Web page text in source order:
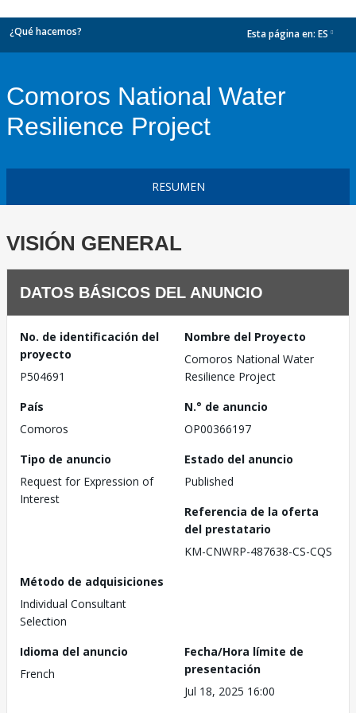
¿Qué hacemos? Esta página en: ES
Comoros National Water
Resilience Project
RESUMEN
VISIÓN GENERAL
DATOS BÁSICOS DEL ANUNCIO
No. de identificación del
proyecto
P504691
Nombre del Proyecto
Comoros National Water
Resilience Project
País
Comoros
N.° de anuncio
OP00366197
Tipo de anuncio
Request for Expression of
Interest
Estado del anuncio
Published
Referencia de la oferta
del prestatario
KM-CNWRP-487638-CS-CQS
Método de adquisiciones
Individual Consultant
Selection
Idioma del anuncio
French
Fecha/Hora límite de
presentación
Jul 18, 2025 16:00